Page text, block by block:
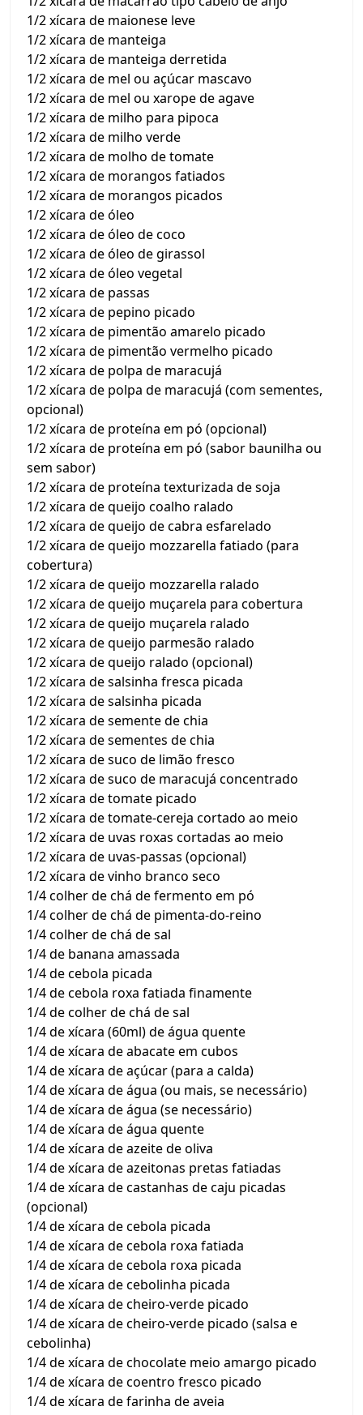
1/2 xícara de maionese leve
1/2 xícara de manteiga
1/2 xícara de manteiga derretida
1/2 xícara de mel ou açúcar mascavo
1/2 xícara de mel ou xarope de agave
1/2 xícara de milho para pipoca
1/2 xícara de milho verde
1/2 xícara de molho de tomate
1/2 xícara de morangos fatiados
1/2 xícara de morangos picados
1/2 xícara de óleo
1/2 xícara de óleo de coco
1/2 xícara de óleo de girassol
1/2 xícara de óleo vegetal
1/2 xícara de passas
1/2 xícara de pepino picado
1/2 xícara de pimentão amarelo picado
1/2 xícara de pimentão vermelho picado
1/2 xícara de polpa de maracujá
1/2 xícara de polpa de maracujá (com sementes,
opcional)
1/2 xícara de proteína em pó (opcional)
1/2 xícara de proteína em pó (sabor baunilha ou
sem sabor)
1/2 xícara de proteína texturizada de soja
1/2 xícara de queijo coalho ralado
1/2 xícara de queijo de cabra esfarelado
1/2 xícara de queijo mozzarella fatiado (para
cobertura)
1/2 xícara de queijo mozzarella ralado
1/2 xícara de queijo muçarela para cobertura
1/2 xícara de queijo muçarela ralado
1/2 xícara de queijo parmesão ralado
1/2 xícara de queijo ralado (opcional)
1/2 xícara de salsinha fresca picada
1/2 xícara de salsinha picada
1/2 xícara de semente de chia
1/2 xícara de sementes de chia
1/2 xícara de suco de limão fresco
1/2 xícara de suco de maracujá concentrado
1/2 xícara de tomate picado
1/2 xícara de tomate-cereja cortado ao meio
1/2 xícara de uvas roxas cortadas ao meio
1/2 xícara de uvas-passas (opcional)
1/2 xícara de vinho branco seco
1/4 colher de chá de fermento em pó
1/4 colher de chá de pimenta-do-reino
1/4 colher de chá de sal
1/4 de banana amassada
1/4 de cebola picada
1/4 de cebola roxa fatiada finamente
1/4 de colher de chá de sal
1/4 de xícara (60ml) de água quente
1/4 de xícara de abacate em cubos
1/4 de xícara de açúcar (para a calda)
1/4 de xícara de água (ou mais, se necessário)
1/4 de xícara de água (se necessário)
1/4 de xícara de água quente
1/4 de xícara de azeite de oliva
1/4 de xícara de azeitonas pretas fatiadas
1/4 de xícara de castanhas de caju picadas
(opcional)
1/4 de xícara de cebola picada
1/4 de xícara de cebola roxa fatiada
1/4 de xícara de cebola roxa picada
1/4 de xícara de cebolinha picada
1/4 de xícara de cheiro-verde picado
1/4 de xícara de cheiro-verde picado (salsa e
cebolinha)
1/4 de xícara de chocolate meio amargo picado
1/4 de xícara de coentro fresco picado
1/4 de xícara de farinha de aveia